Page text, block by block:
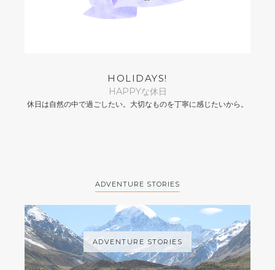
HOLIDAYS!
HAPPYな休日
休日は自然の中で過ごしたい。大切なものを丁寧に感じたいから。
ADVENTURE STORIES
ADVENTURE STORIES